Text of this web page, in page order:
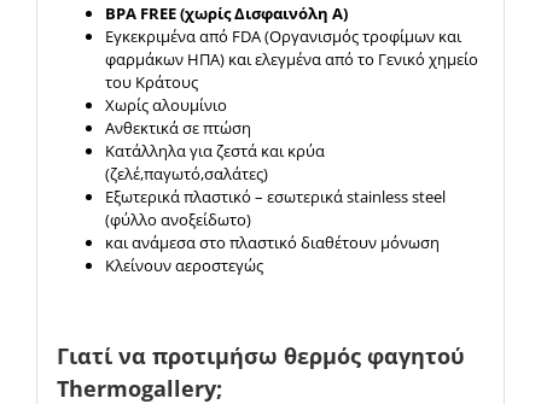
BPA FREE (χωρίς Δισφαινόλη Α)
Εγκεκριμένα από FDA (Οργανισμός τροφίμων και
φαρμάκων ΗΠΑ) και ελεγμένα από το Γενικό χημείο
του Κράτους
Χωρίς αλουμίνιο
Ανθεκτικά σε πτώση
Κατάλληλα για ζεστά και κρύα
(ζελέ,παγωτό,σαλάτες)
Εξωτερικά πλαστικό – εσωτερικά stainless steel
(φύλλο ανοξείδωτο)
και ανάμεσα στο πλαστικό διαθέτουν μόνωση
Κλείνουν αεροστεγώς
Γιατί να προτιμήσω θερμός φαγητού
Thermogallery;